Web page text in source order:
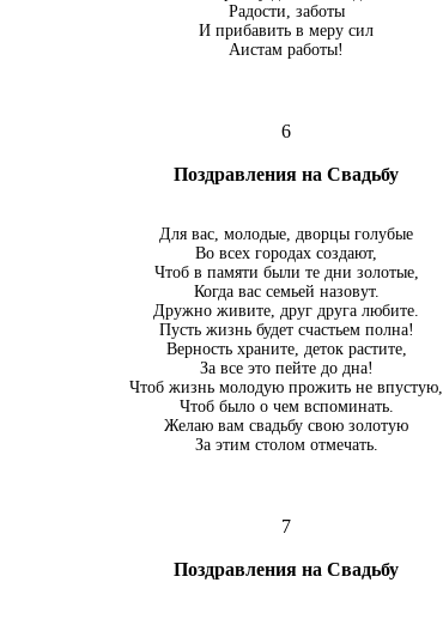
Радости, заботы
И прибавить в меру сил
Аистам работы!
6
Поздравления на Свадьбу
Для вас, молодые, дворцы голубые
Во всех городах создают,
Чтоб в памяти были те дни золотые,
Когда вас семьей назовут.
Дружно живите, друг друга любите.
Пусть жизнь будет счастьем полна!
Верность храните, деток растите,
За все это пейте до дна!
Чтоб жизнь молодую прожить не впустую,
Чтоб было о чем вспоминать.
Желаю вам свадьбу свою золотую
За этим столом отмечать.
7
Поздравления на Свадьбу